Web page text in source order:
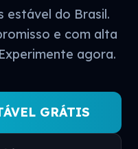
estável do Brasil.
e com alta
agora.
GRÁTIS